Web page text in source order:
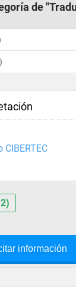
de
CIBERTEC
información